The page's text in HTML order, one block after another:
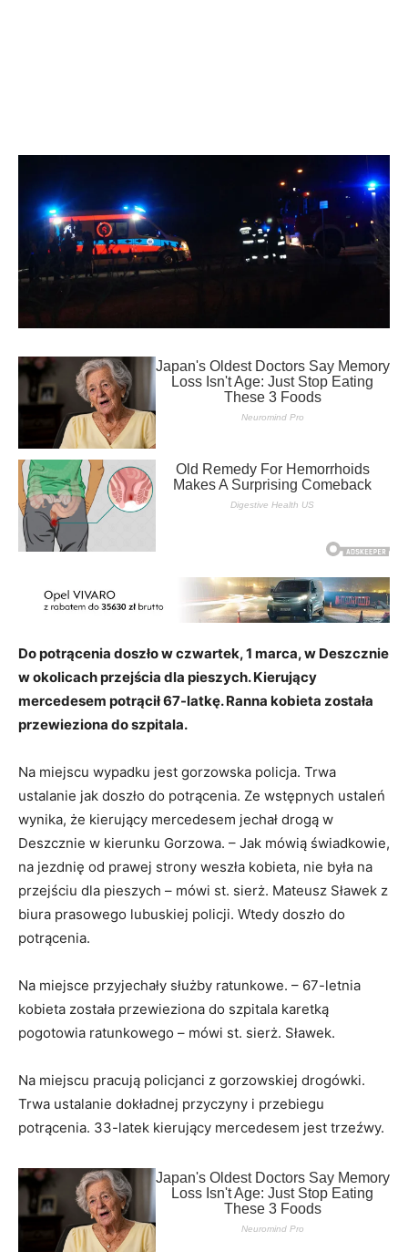
Do potrącenia doszło w czwartek, 1 marca, w Deszcznie
w okolicach przejścia dla pieszych. Kierujący
mercedesem potrącił 67-latkę. Ranna kobieta została
przewieziona do szpitala.
Na miejscu wypadku jest gorzowska policja. Trwa
ustalanie jak doszło do potrącenia. Ze wstępnych ustaleń
wynika, że kierujący mercedesem jechał drogą w
Deszcznie w kierunku Gorzowa. – Jak mówią świadkowie,
na jezdnię od prawej strony weszła kobieta, nie była na
przejściu dla pieszych – mówi st. sierż. Mateusz Sławek z
biura prasowego lubuskiej policji. Wtedy doszło do
potrącenia.
Na miejsce przyjechały służby ratunkowe. – 67-letnia
kobieta została przewieziona do szpitala karetką
pogotowia ratunkowego – mówi st. sierż. Sławek.
Na miejscu pracują policjanci z gorzowskiej drogówki.
Trwa ustalanie dokładnej przyczyny i przebiegu
potrącenia. 33-latek kierujący mercedesem jest trzeźwy.